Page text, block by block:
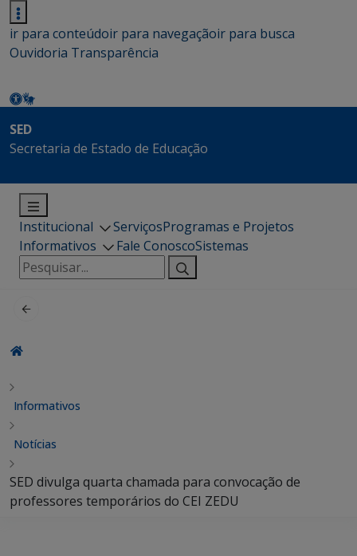
ir para conteúdoir para navegaçãoir para busca
Ouvidoria Transparência
SED
Secretaria de Estado de Educação
Institucional ServiçosProgramas e Projetos
Informativos
Fale ConoscoSistemas
Pesquisar
por:
Informativos
Notícias
SED divulga quarta chamada para convocação de
professores temporários do CEI ZEDU